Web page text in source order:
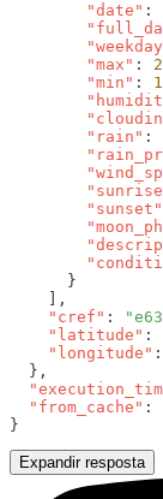
        "date"
:
        "max"
:
        "min"
:
        "rain"
:
        "sunset"
    "cref"
:
    "latitude"
:
    "longitude"
:
  "from_cache"
:
Expandir resposta